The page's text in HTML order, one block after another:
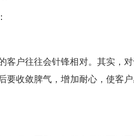
客户往往会针锋相对。其实，
要收敛脾气，增加耐心，使客